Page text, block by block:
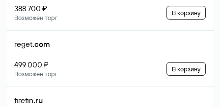
388 700 ₽
Возможен торг
В корзину
reget.com
499 000 ₽
Возможен торг
В корзину
firefin.ru